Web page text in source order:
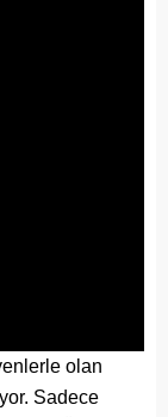
olan
Sadece